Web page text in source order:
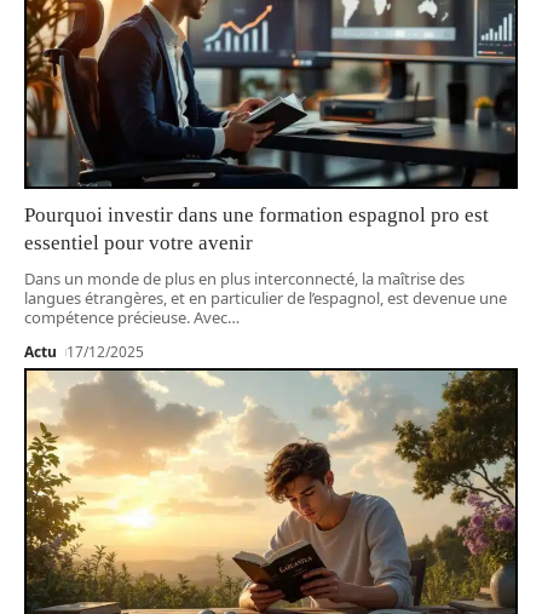
Pourquoi investir dans une formation espagnol pro est
essentiel pour votre avenir
Dans un monde de plus en plus interconnecté, la maîtrise des
langues étrangères, et en particulier de l’espagnol, est devenue une
compétence précieuse. Avec…
Actu 17/12/2025